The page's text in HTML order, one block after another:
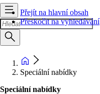
Přejít na hlavní obsah
Přeskočit na vyhledávání
Speciální nabídky
Speciální nabídky